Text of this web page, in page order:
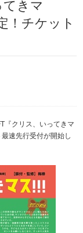
きマ
！チケット
『クリス、いってきマ
速先行受付が開始し